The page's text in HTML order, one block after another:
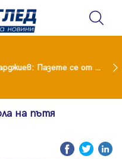
Проф.Кантарджиев: Пазете се от комарите и полово предаваните инфекции
на пътя